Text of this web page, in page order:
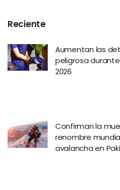
Reciente
Aumentan las
peligrosa
2026
Confirman la
renombre
avalancha en